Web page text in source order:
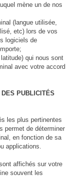
mène un de nos
(langue utilisée,
etc) lors de vos
logiciels de
qui nous sont
avec votre accord
PUBLICITÉS
les plus pertinentes
permet de déterminer
en fonction de sa
applications.
affichés sur votre
souvent les